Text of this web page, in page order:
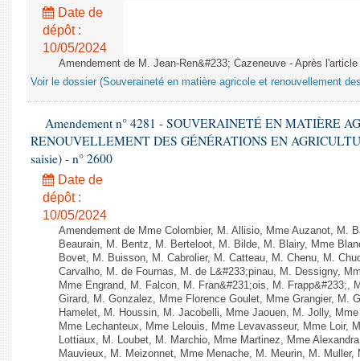
Date de
dépôt :
10/05/2024
Amendement de M. Jean-Ren&#233; Cazeneuve - Après
Voir le dossier (Souveraineté en matière agricole et renouvellement
Amendement n° 4281 - SOUVERAINETÉ EN MATIÈRE
RENOUVELLEMENT DES GÉNÉRATIONS EN
saisie) - n° 2600
Date de
dépôt :
10/05/2024
Amendement de Mme Colombier, M. Allisio, Mme Auzanot, M.
Beaurain, M. Bentz, M. Berteloot, M. Bilde, M. Blairy, Mme
Bovet, M. Buisson, M. Cabrolier, M. Catteau, M. Chenu, M.
Carvalho, M. de Fournas, M. de L&#233;pinau, M. Dessigny,
Mme Engrand, M. Falcon, M. Fran&#231;ois, M. Frapp&#233;,
Girard, M. Gonzalez, Mme Florence Goulet, Mme Grangier, M.
Hamelet, M. Houssin, M. Jacobelli, Mme Jaouen, M. Jolly,
Mme Lechanteux, Mme Lelouis, Mme Levavasseur, Mme Loir,
Lottiaux, M. Loubet, M. Marchio, Mme Martinez, Mme
Mauvieux, M. Meizonnet, Mme Menache, M. Meurin, M. Muller,